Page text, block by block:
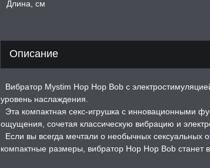
Длина, см
Описание
Вибратор Mystim Hop Hop Bob с
уровень наслаждения.
Эта компактная секс-игрушка с инновационными
ощущения, сочетая классическую вибрацию и
Если вы всегда мечтали о необычных сексуальных
компактные размеры, вибратор Hop Hop Bob станет